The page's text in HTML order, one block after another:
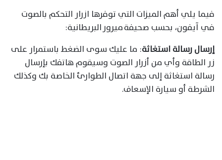
فيما يلي أهم الميزات التي توفرها ازرار التحكم بالصوت
في آيفون، بحسب صحيفة ميرور البريطانية:
إرسال رسالة استغاثة: ما عليك سوى الضغط باستمرار على
زر الطاقة وأي من أزرار الصوت وسيقوم هاتفك بإرسال
رسالة استغاثة إلى جهة اتصال الطوارئ الخاصة بك وكذلك
الشرطة أو سيارة الإسعاف.